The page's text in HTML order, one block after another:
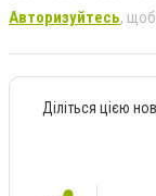
Авторизуйтесь, щоб
Діліться цією